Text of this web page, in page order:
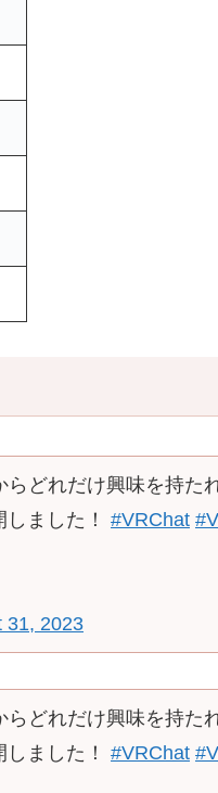
どれだけ興味を持た
しました！ #VRChat
31, 2023
どれだけ興味を持た
しました！ #VRChat